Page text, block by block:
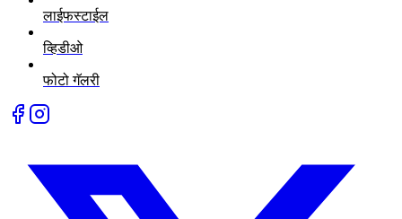
लाईफस्टाईल
व्हिडीओ
फोटो गॅलरी